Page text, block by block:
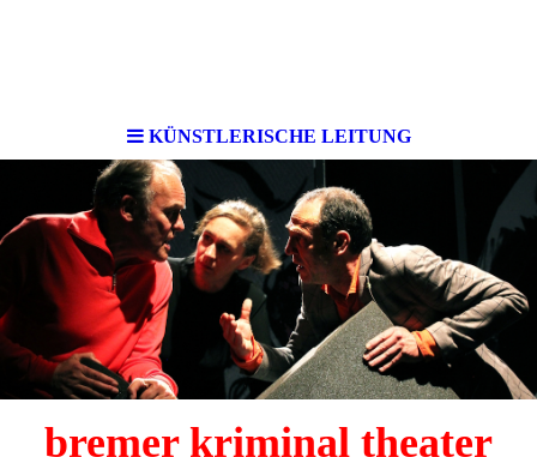
KÜNSTLERISCHE LEITUNG
bremer kriminal theater